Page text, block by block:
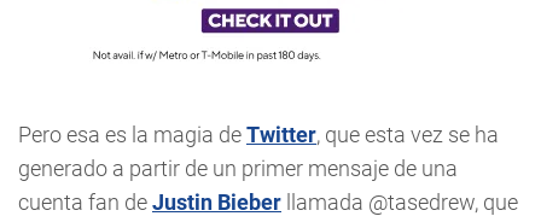
Pero esa es la magia deTwitter, que esta vez se ha
generado a partir de un primer mensaje de una
cuenta fan deJustin Bieber llamada @tasedrew, que